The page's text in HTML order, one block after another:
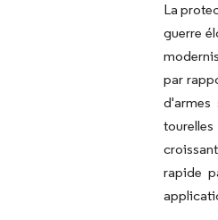
La
guerre
par
d'armes
rapide